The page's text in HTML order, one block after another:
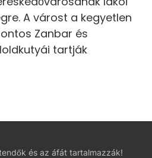
A várost a kegyetlen
Zanbar és
tartják
és az áfát tartalmazzák!